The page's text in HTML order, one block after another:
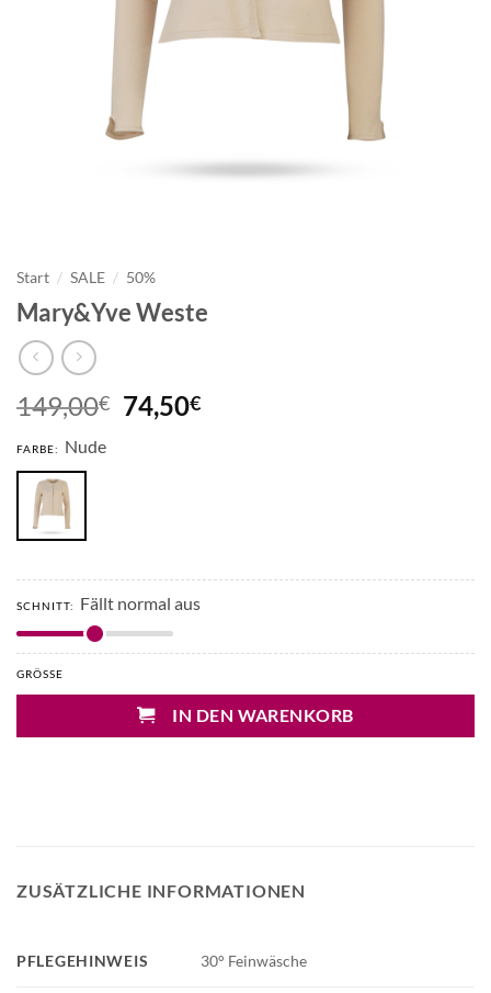
Start / SALE / 50%
Mary&Yve Weste
149,00€ Ursprünglicher
Preis
74,50€Aktueller
FARBE: Nude
SCHNITT: Fällt normal aus
GRÖSSE
IN DEN WARENKORB
ZUSÄTZLICHE INFORMATIONEN
PFLEGEHINWEIS 30° Feinwäsche